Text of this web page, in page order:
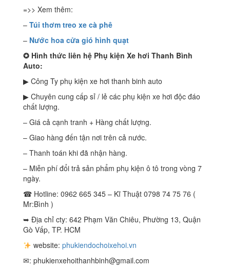
=>> Xem thêm:
– Túi thơm treo xe cà phê
– Nước hoa cửa gió hình quạt
✪ Hình thức liên hệ Phụ kiện Xe hơi Thanh Bình
Auto:
▶ Công Ty phụ kiện xe hơi thanh binh auto
▶ Chuyên cung cấp sỉ / lẻ các phụ kiện xe hơi độc đáo
chất lượng.
– Giá cả cạnh tranh + Hàng chất lượng.
– Giao hàng đến tận nơi trên cả nước.
– Thanh toán khi đã nhận hàng.
– Miễn phí đổi trả sản phẩm phụ kiện ô tô trong vòng 7
ngày.
☎ Hotline: 0962 665 345 – Kĩ Thuật 0798 74 75 76 (
Mr:Bình )
➥ Địa chỉ cty: 642 Phạm Văn Chiêu, Phường 13, Quận
Gò Vấp, TP. HCM
website: phukiendochoixehoi.vn
✉: phukienxehoithanhbinh@gmail.com